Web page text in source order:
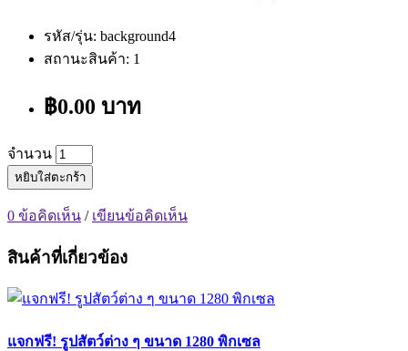
รหัส/รุ่น: background4
สถานะสินค้า: 1
฿0.00 บาท
จำนวน
หยิบใส่ตะกร้า
0 ข้อคิดเห็น / เขียนข้อคิดเห็น
สินค้าที่เกี่ยวข้อง
แจกฟรี! รูปสัตว์ต่าง ๆ ขนาด 1280 พิกเซล